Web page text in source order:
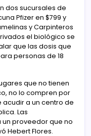
dos sucursales de
Pfizer en $799 y
y Carpinteros
el biológico se
que las dosis que
personas de 18
que no tienen
no lo compren por
a un centro de
Las
un proveedor que no
Hebert Flores.